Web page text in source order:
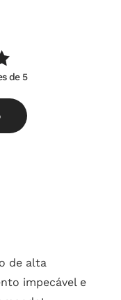
de 5
de alta
impecável e